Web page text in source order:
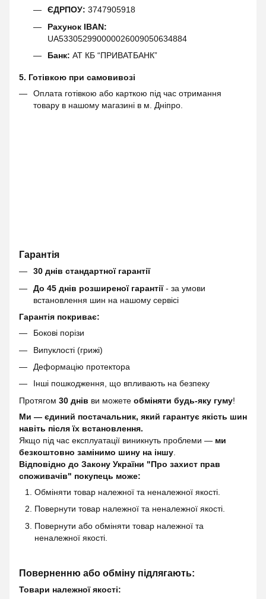
ЄДРПОУ: 3747905918
Рахунок IBAN:
UA533052990000026009050634884
Банк: АТ КБ “ПРИВАТБАНК”
5. Готівкою при самовивозі
Оплата готівкою або карткою під час отримання
товару в нашому магазині в м. Дніпро.
Гарантія
30 днів стандартної гарантії
До 45 днів розширеної гарантії- за умови
встановлення шин на нашому сервісі
Гарантія покриває:
Бокові порізи
Випуклості (грижі)
Деформацію протектора
Інші пошкодження, що впливають на безпеку
Протягом 30 днів ви можете обміняти будь-яку гуму!
Ми — єдиний постачальник, який гарантує якість шин
навіть після їх встановлення.
Якщо під час експлуатації виникнуть проблеми — ми
безкоштовно замінимо шину на іншу
Відповідно до Закону України "Про захист прав
споживачів" покупець може:
Обміняти товар належної та неналежної якості.
Повернути товар належної та неналежної якості.
Повернути або обміняти товар належної та
неналежної якості.
Поверненню або обміну підлягають:
Товари належної якості: